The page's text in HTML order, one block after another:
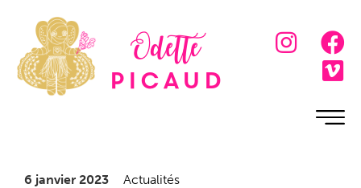
Odette
Picaud
6 janvier 2023 Actualités